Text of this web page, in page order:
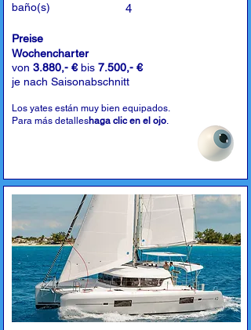
baño(s)
4
Preise
Wochencharter
von 3.880,- €bis 7.500,- €
je nach Saisonabschnitt
Los yates están muy bien equipados.
Para más detalleshaga clic en el ojo.